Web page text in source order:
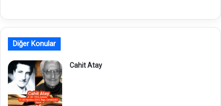
Diğer Konular
Cahit Atay